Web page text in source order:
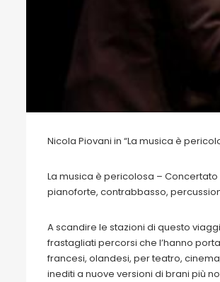
Nicola Piovani in “La musica è
La musica è pericolosa –
pianoforte, contrabbasso,
A scandire le stazioni di questo
frastagliati percorsi che l’hanno
francesi, olandesi, per teatro,
inediti a nuove versioni di brani più